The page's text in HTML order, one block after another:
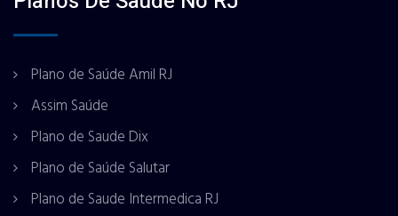
Plano de Saúde Amil RJ
Assim Saúde
Plano de Saude Dix
Plano de Saúde Salutar
Plano de Saude Intermedica RJ